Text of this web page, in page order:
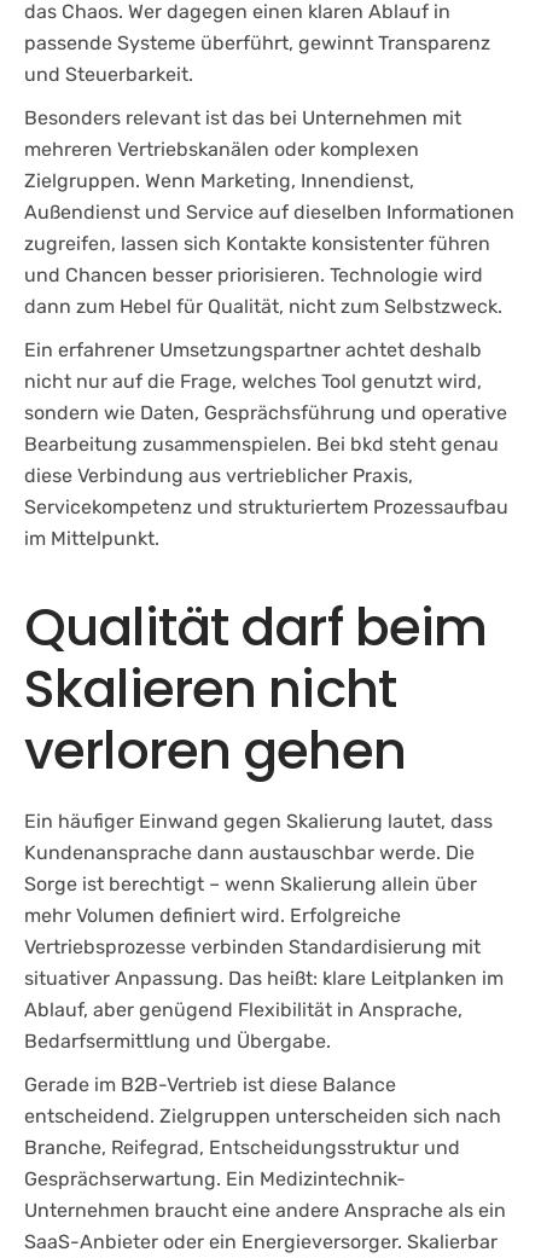
das Chaos. Wer dagegen einen klaren Ablauf in
passende Systeme überführt, gewinnt Transparenz
und Steuerbarkeit.
Besonders relevant ist das bei Unternehmen mit
mehreren Vertriebskanälen oder komplexen
Zielgruppen. Wenn Marketing, Innendienst,
Außendienst und Service auf dieselben Informationen
zugreifen, lassen sich Kontakte konsistenter führen
und Chancen besser priorisieren. Technologie wird
dann zum Hebel für Qualität, nicht zum Selbstzweck.
Ein erfahrener Umsetzungspartner achtet deshalb
nicht nur auf die Frage, welches Tool genutzt wird,
sondern wie Daten, Gesprächsführung und operative
Bearbeitung zusammenspielen. Bei bkd steht genau
diese Verbindung aus vertrieblicher Praxis,
Servicekompetenz und strukturiertem Prozessaufbau
im Mittelpunkt.
Qualität darf beim
Skalieren nicht
verloren gehen
Ein häufiger Einwand gegen Skalierung lautet, dass
Kundenansprache dann austauschbar werde. Die
Sorge ist berechtigt – wenn Skalierung allein über
mehr Volumen definiert wird. Erfolgreiche
Vertriebsprozesse verbinden Standardisierung mit
situativer Anpassung. Das heißt: klare Leitplanken im
Ablauf, aber genügend Flexibilität in Ansprache,
Bedarfsermittlung und Übergabe.
Gerade im B2B-Vertrieb ist diese Balance
entscheidend. Zielgruppen unterscheiden sich nach
Branche, Reifegrad, Entscheidungsstruktur und
Gesprächserwartung. Ein Medizintechnik-
Unternehmen braucht eine andere Ansprache als ein
SaaS-Anbieter oder ein Energieversorger. Skalierbar